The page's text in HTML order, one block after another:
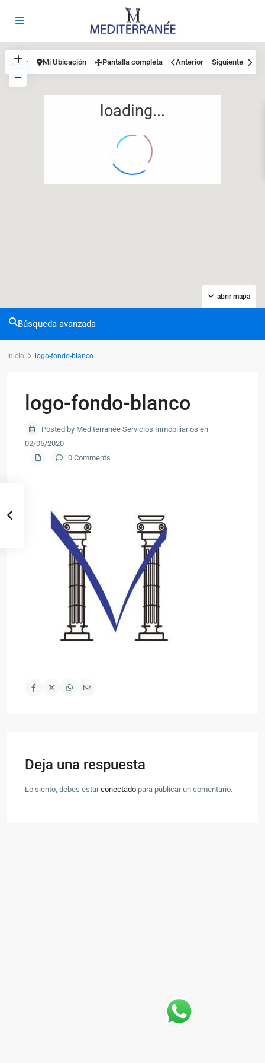
12
loading...
abrir mapa
Ver Mi Ubicación Pantalla completa Anterior Siguiente
Búsqueda avanzada
Inicio logo-fondo-blanco
logo-fondo-blanco
Posted by Mediterranée Servicios Inmobiliarios en
02/05/2020
0 Comments
Deja una respuesta
Lo siento, debes estarconectado para publicar un comentario.